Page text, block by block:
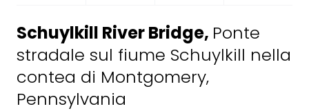
Schuylkill River Bridge, Ponte
stradale sul fiume Schuylkill nella
contea di Montgomery,
Pennsylvania